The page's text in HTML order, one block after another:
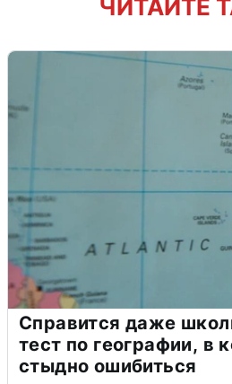
ЧИТАЙТЕ
Справится даже
тест по географии, в
стыдно ошибиться